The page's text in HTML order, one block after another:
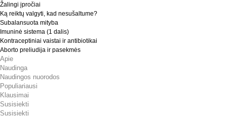
Žalingi įpročiai
Ką reiktų valgyti, kad nesušaltume?
Subalansuota mityba
Imuninė sistema (1 dalis)
Kontraceptiniai vaistai ir antibiotikai
Aborto preliudija ir pasekmės
Apie
Naudinga
Naudingos nuorodos
Populiariausi
Klausimai
Susisiekti
Susisiekti